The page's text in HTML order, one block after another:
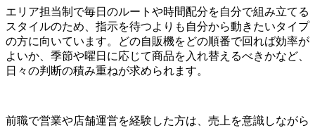
エリア担当制で毎日のルートや時間配分を自分で組み立てる
スタイルのため、指示を待つよりも自分から動きたいタイプ
の方に向いています。どの自販機をどの順番で回れば効率が
よいか、季節や曜日に応じて商品を入れ替えるべきかなど、
日々の判断の積み重ねが求められます。
前職で営業や店舗運営を経験した方は、売上を意識しながら